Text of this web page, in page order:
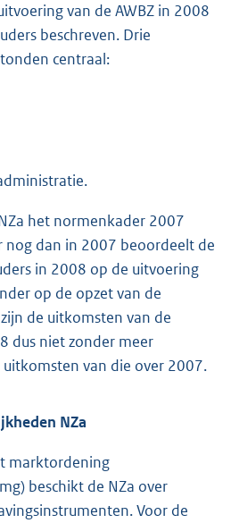
van de AWBZ in 2008
beschreven. Drie
centraal:
het normenkader 2007
nog dan in 2007 beoordeelt de
in 2008 op de uitvoering
op de opzet van de
de uitkomsten van de
dus niet zonder meer
van die over 2007.
NZa
marktordening
beschikt de NZa over
Voor de